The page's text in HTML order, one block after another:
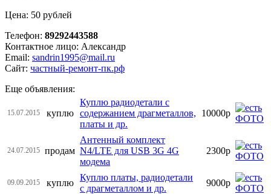
Цена: 50 рублей
Телефон: 89292443588
Контактное лицо: Александр
Email: sandrin1995@mail.ru
Сайт: частный-ремонт-пк.рф
Еще объявления:
15.07.2015 куплю
Куплю радиодетали с
содержанием драгметаллов,
платы и др.
10000р
24.07.2015 продам
Антенный комплект
N4/LTE для USB 3G 4G
модема
2300р
09.09.2015 куплю
Куплю платы, радиодетали
с драгметаллом и др.
9000р